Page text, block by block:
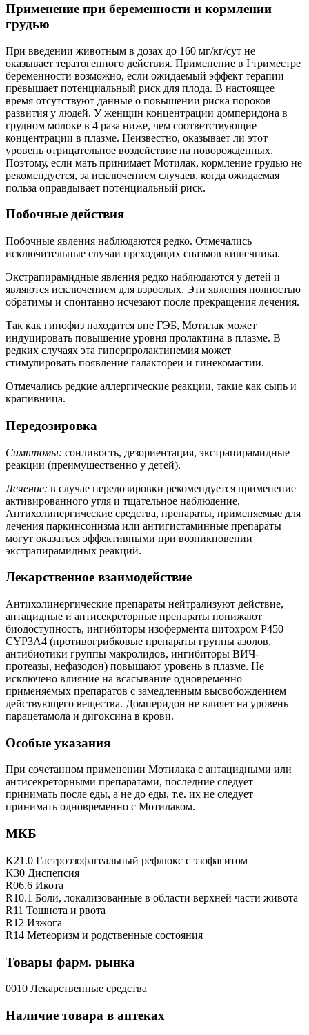
Применение при беременности и кормлении
грудью
При введении животным в дозах до 160 мг/кг/сут не
оказывает тератогенного действия. Применение в I триместре
беременности возможно, если ожидаемый эффект терапии
превышает потенциальный риск для плода. В настоящее
время отсутствуют данные о повышении риска пороков
развития у людей. У женщин концентрации домперидона в
грудном молоке в 4 раза ниже, чем соответствующие
концентрации в плазме. Неизвестно, оказывает ли этот
уровень отрицательное воздействие на новорожденных.
Поэтому, если мать принимает Мотилак, кормление грудью не
рекомендуется, за исключением случаев, когда ожидаемая
польза оправдывает потенциальный риск.
Побочные действия
Побочные явления наблюдаются редко. Отмечались
исключительные случаи преходящих спазмов кишечника.
Экстрапирамидные явления редко наблюдаются у детей и
являются исключением для взрослых. Эти явления полностью
обратимы и спонтанно исчезают после прекращения лечения.
Так как гипофиз находится вне ГЭБ, Мотилак может
индуцировать повышение уровня пролактина в плазме. В
редких случаях эта гиперпролактинемия может
стимулировать появление галактореи и гинекомастии.
Отмечались редкие аллергические реакции, такие как сыпь и
крапивница.
Передозировка
Симптомы: сонливость, дезориентация, экстрапирамидные
реакции (преимущественно у детей).
Лечение: в случае передозировки рекомендуется применение
активированного угля и тщательное наблюдение.
Антихолинергические средства, препараты, применяемые для
лечения паркинсонизма или антигистаминные препараты
могут оказаться эффективными при возникновении
экстрапирамидных реакций.
Лекарственное взаимодействие
Антихолинергические препараты нейтрализуют действие,
антацидные и антисекреторные препараты понижают
биодоступность, ингибиторы изофермента цитохром P450
CYP3A4 (противогрибковые препараты группы азолов,
антибиотики группы макролидов, ингибиторы ВИЧ-
протеазы, нефазодон) повышают уровень в плазме. Не
исключено влияние на всасывание одновременно
применяемых препаратов с замедленным высвобождением
действующего вещества. Домперидон не влияет на уровень
парацетамола и дигоксина в крови.
Особые указания
При сочетанном применении Мотилака с антацидными или
антисекреторными препаратами, последние следует
принимать после еды, а не до еды, т.е. их не следует
принимать одновременно с Мотилаком.
МКБ
K21.0 Гастроэзофагеальный рефлюкс с эзофагитом
K30 Диспепсия
R06.6 Икота
R10.1 Боли, локализованные в области верхней части живота
R11 Тошнота и рвота
R12 Изжога
R14 Метеоризм и родственные состояния
Товары фарм. рынка
0010 Лекарственные средства
Наличие товара в аптеках